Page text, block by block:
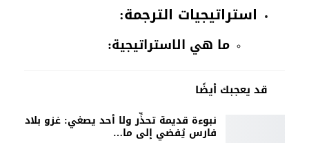
استراتيجيات الترجمة:
ما هي الاستراتيجية:
قد يعجبك أيضًا
نبوءة قديمة تحذِّر ولا أحد يصغي: غزو بلاد
فارس يُفضي إلى ما…